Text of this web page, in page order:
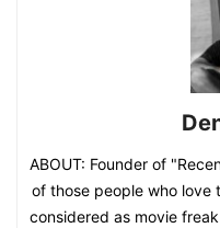
ABOUT: Founder of
of those people who love
considered as movie